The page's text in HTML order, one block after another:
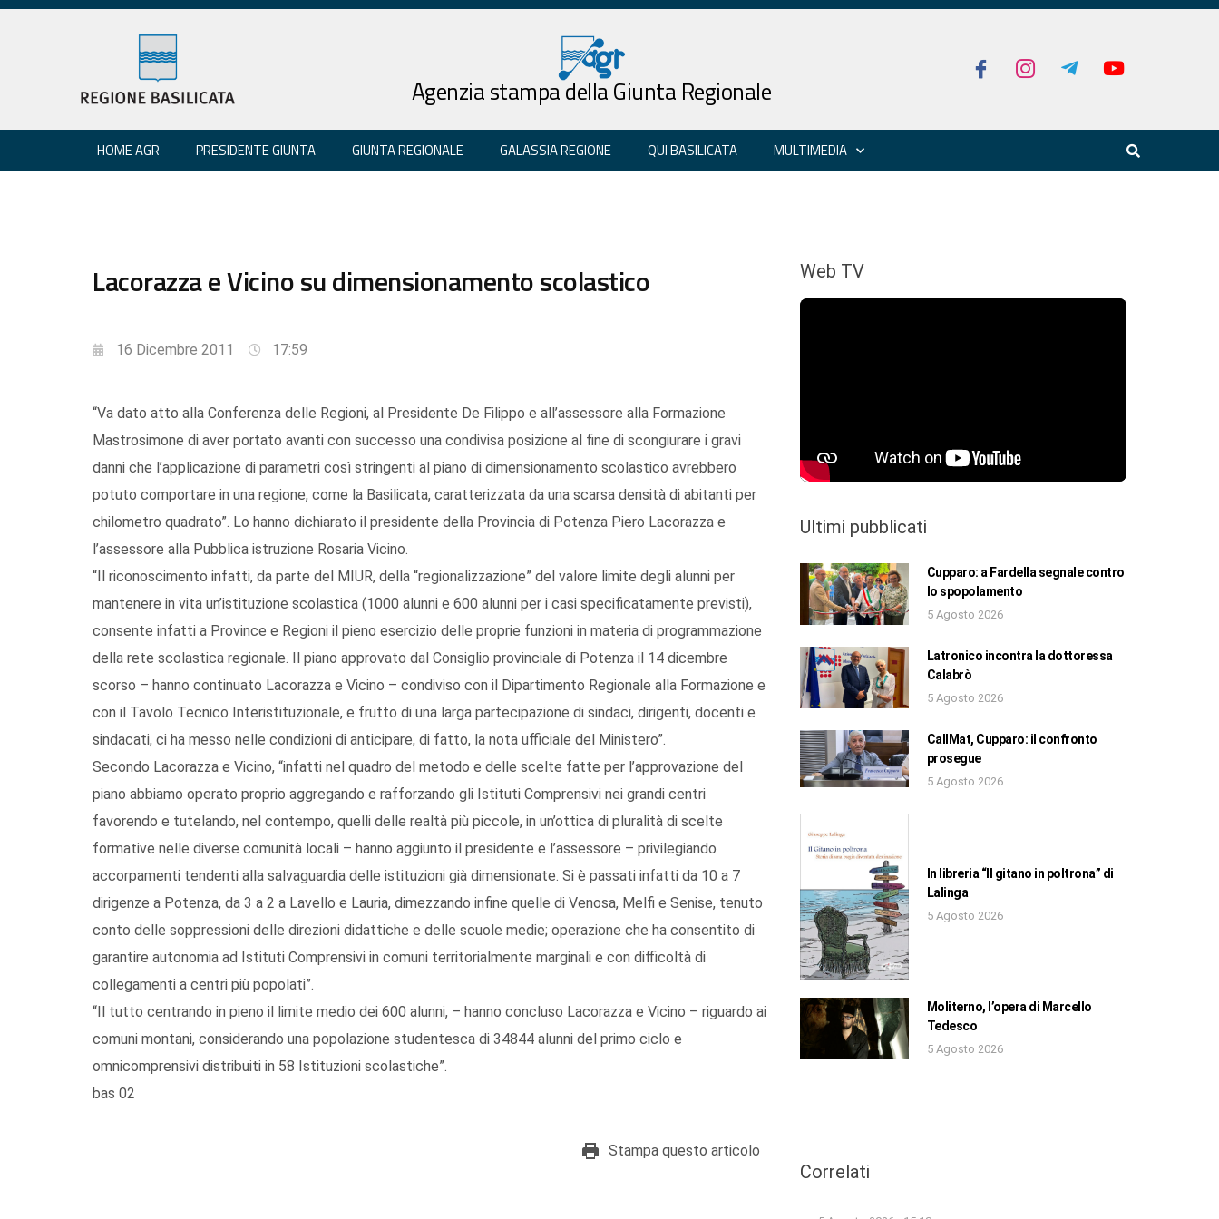
Agenzia stampa della Giunta Regionale
HOME AGR PRESIDENTE GIUNTA GIUNTA REGIONALE GALASSIA REGIONE QUI BASILICATA MULTIMEDIA
Lacorazza e Vicino su dimensionamento scolastico
16 Dicembre 2011 17:59
“Va dato atto alla Conferenza delle Regioni, al Presidente De Filippo e all’assessore alla Formazione
Mastrosimone di aver portato avanti con successo una condivisa posizione al fine di scongiurare i gravi
danni che l’applicazione di parametri così stringenti al piano di dimensionamento scolastico avrebbero
potuto comportare in una regione, come la Basilicata, caratterizzata da una scarsa densità di abitanti per
chilometro quadrato”. Lo hanno dichiarato il presidente della Provincia di Potenza Piero Lacorazza e
l’assessore alla Pubblica istruzione Rosaria Vicino.
“Il riconoscimento infatti, da parte del MIUR, della “regionalizzazione” del valore limite degli alunni per
mantenere in vita un’istituzione scolastica (1000 alunni e 600 alunni per i casi specificatamente previsti),
consente infatti a Province e Regioni il pieno esercizio delle proprie funzioni in materia di programmazione
della rete scolastica regionale. Il piano approvato dal Consiglio provinciale di Potenza il 14 dicembre
scorso – hanno continuato Lacorazza e Vicino – condiviso con il Dipartimento Regionale alla Formazione e
con il Tavolo Tecnico Interistituzionale, e frutto di una larga partecipazione di sindaci, dirigenti, docenti e
sindacati, ci ha messo nelle condizioni di anticipare, di fatto, la nota ufficiale del Ministero”.
Secondo Lacorazza e Vicino, “infatti nel quadro del metodo e delle scelte fatte per l’approvazione del
piano abbiamo operato proprio aggregando e rafforzando gli Istituti Comprensivi nei grandi centri
favorendo e tutelando, nel contempo, quelli delle realtà più piccole, in un’ottica di pluralità di scelte
formative nelle diverse comunità locali – hanno aggiunto il presidente e l’assessore – privilegiando
accorpamenti tendenti alla salvaguardia delle istituzioni già dimensionate. Si è passati infatti da 10 a 7
dirigenze a Potenza, da 3 a 2 a Lavello e Lauria, dimezzando infine quelle di Venosa, Melfi e Senise, tenuto
conto delle soppressioni delle direzioni didattiche e delle scuole medie; operazione che ha consentito di
garantire autonomia ad Istituti Comprensivi in comuni territorialmente marginali e con difficoltà di
collegamenti a centri più popolati”.
“Il tutto centrando in pieno il limite medio dei 600 alunni, – hanno concluso Lacorazza e Vicino – riguardo ai
comuni montani, considerando una popolazione studentesca di 34844 alunni del primo ciclo e
omnicomprensivi distribuiti in 58 Istituzioni scolastiche”.
bas 02
Stampa questo articolo
Web TV
Ultimi pubblicati
Cupparo: a Fardella segnale contro
lo spopolamento
5 Agosto 2026
Latronico incontra la dottoressa
Calabrò
5 Agosto 2026
CallMat, Cupparo: il confronto
prosegue
5 Agosto 2026
In libreria “Il gitano in poltrona” di
Lalinga
5 Agosto 2026
Moliterno, l’opera di Marcello
Tedesco
5 Agosto 2026
Correlati